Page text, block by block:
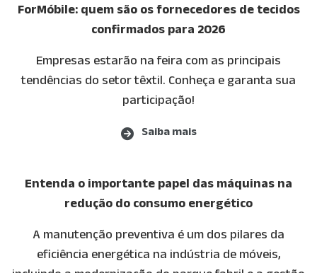
ForMóbile: quem são os fornecedores de tecidos
confirmados para 2026
Empresas estarão na feira com as principais
tendências do setor têxtil. Conheça e garanta sua
participação!
Saiba mais
Saiba mais
(opens in new tab)
Entenda o importante papel das máquinas na
redução do consumo energético
A manutenção preventiva é um dos pilares da
eficiência energética na indústria de móveis,